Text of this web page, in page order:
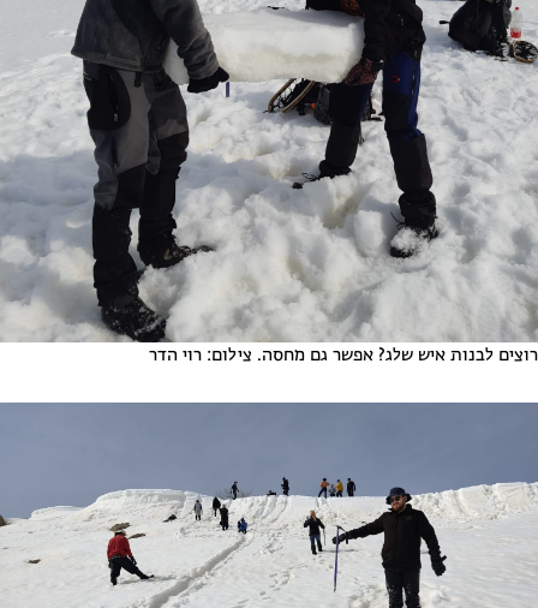
רוצים לבנות איש שלג? אפשר גם מחסה. צילום: רוי הדר